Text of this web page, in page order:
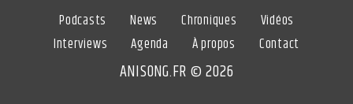
Podcasts News Chroniques
Vidéos
Interviews
Agenda À propos Contact
ANISONG.FR © 2026